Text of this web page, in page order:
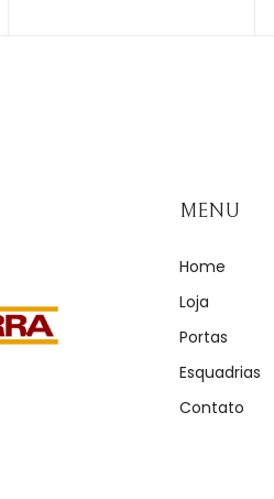
MENU
Home
Loja
Portas
Esquadrias
Contato